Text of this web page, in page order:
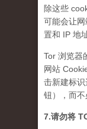
除这些
可能会让
置和 IP 地址
Tor 浏览器
网站
击新建标
钮），而不
7.请勿将